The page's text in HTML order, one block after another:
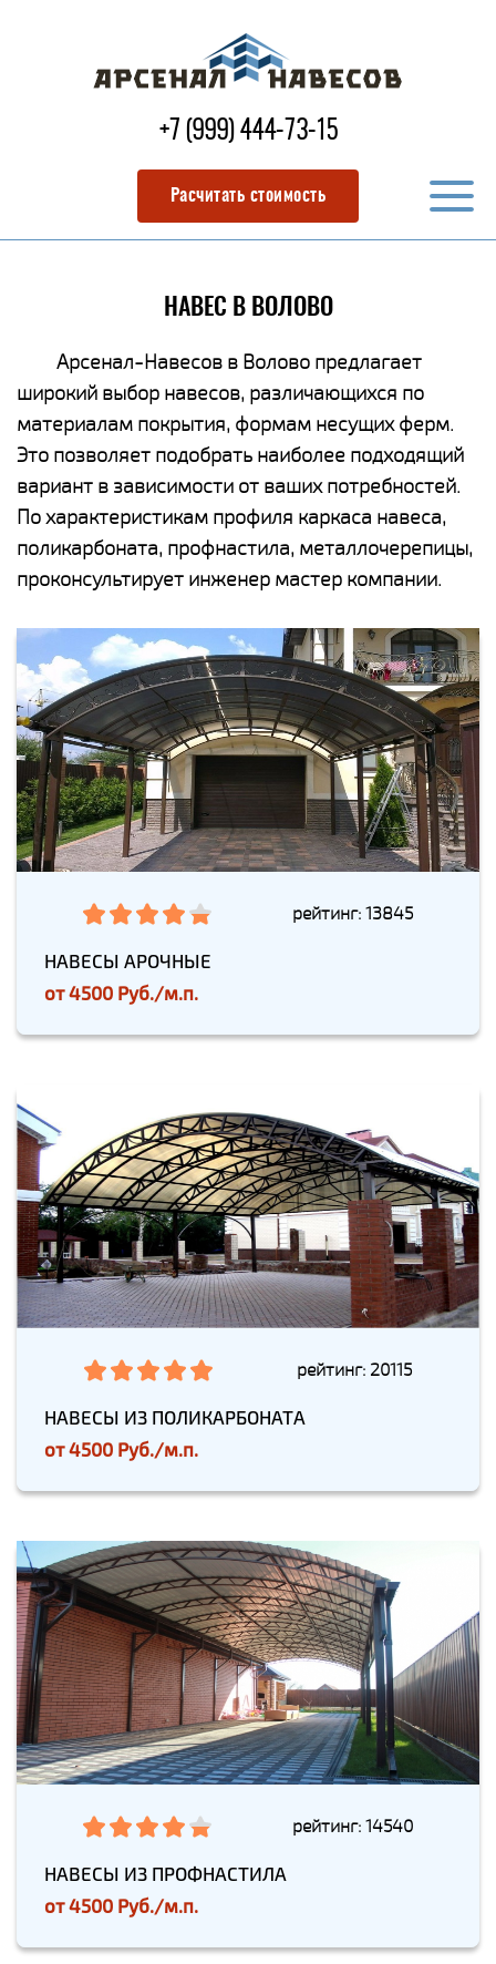
+7 (999) 444-73-15
Расчитать стоимость
НАВЕС В ВОЛОВО
Арсенал-Навесов в Волово предлагает
широкий выбор навесов, различающихся по
материалам покрытия, формам несущих ферм.
Это позволяет подобрать наиболее подходящий
вариант в зависимости от ваших потребностей.
По характеристикам профиля каркаса навеса,
поликарбоната, профнастила, металлочерепицы,
проконсультирует инженер мастер компании.
рейтинг: 13845
НАВЕСЫ АРОЧНЫЕ
от4500 Руб./м.п.
рейтинг: 20115
НАВЕСЫ ИЗ ПОЛИКАРБОНАТА
от4500 Руб./м.п.
рейтинг: 14540
НАВЕСЫ ИЗ ПРОФНАСТИЛА
от4500 Руб./м.п.